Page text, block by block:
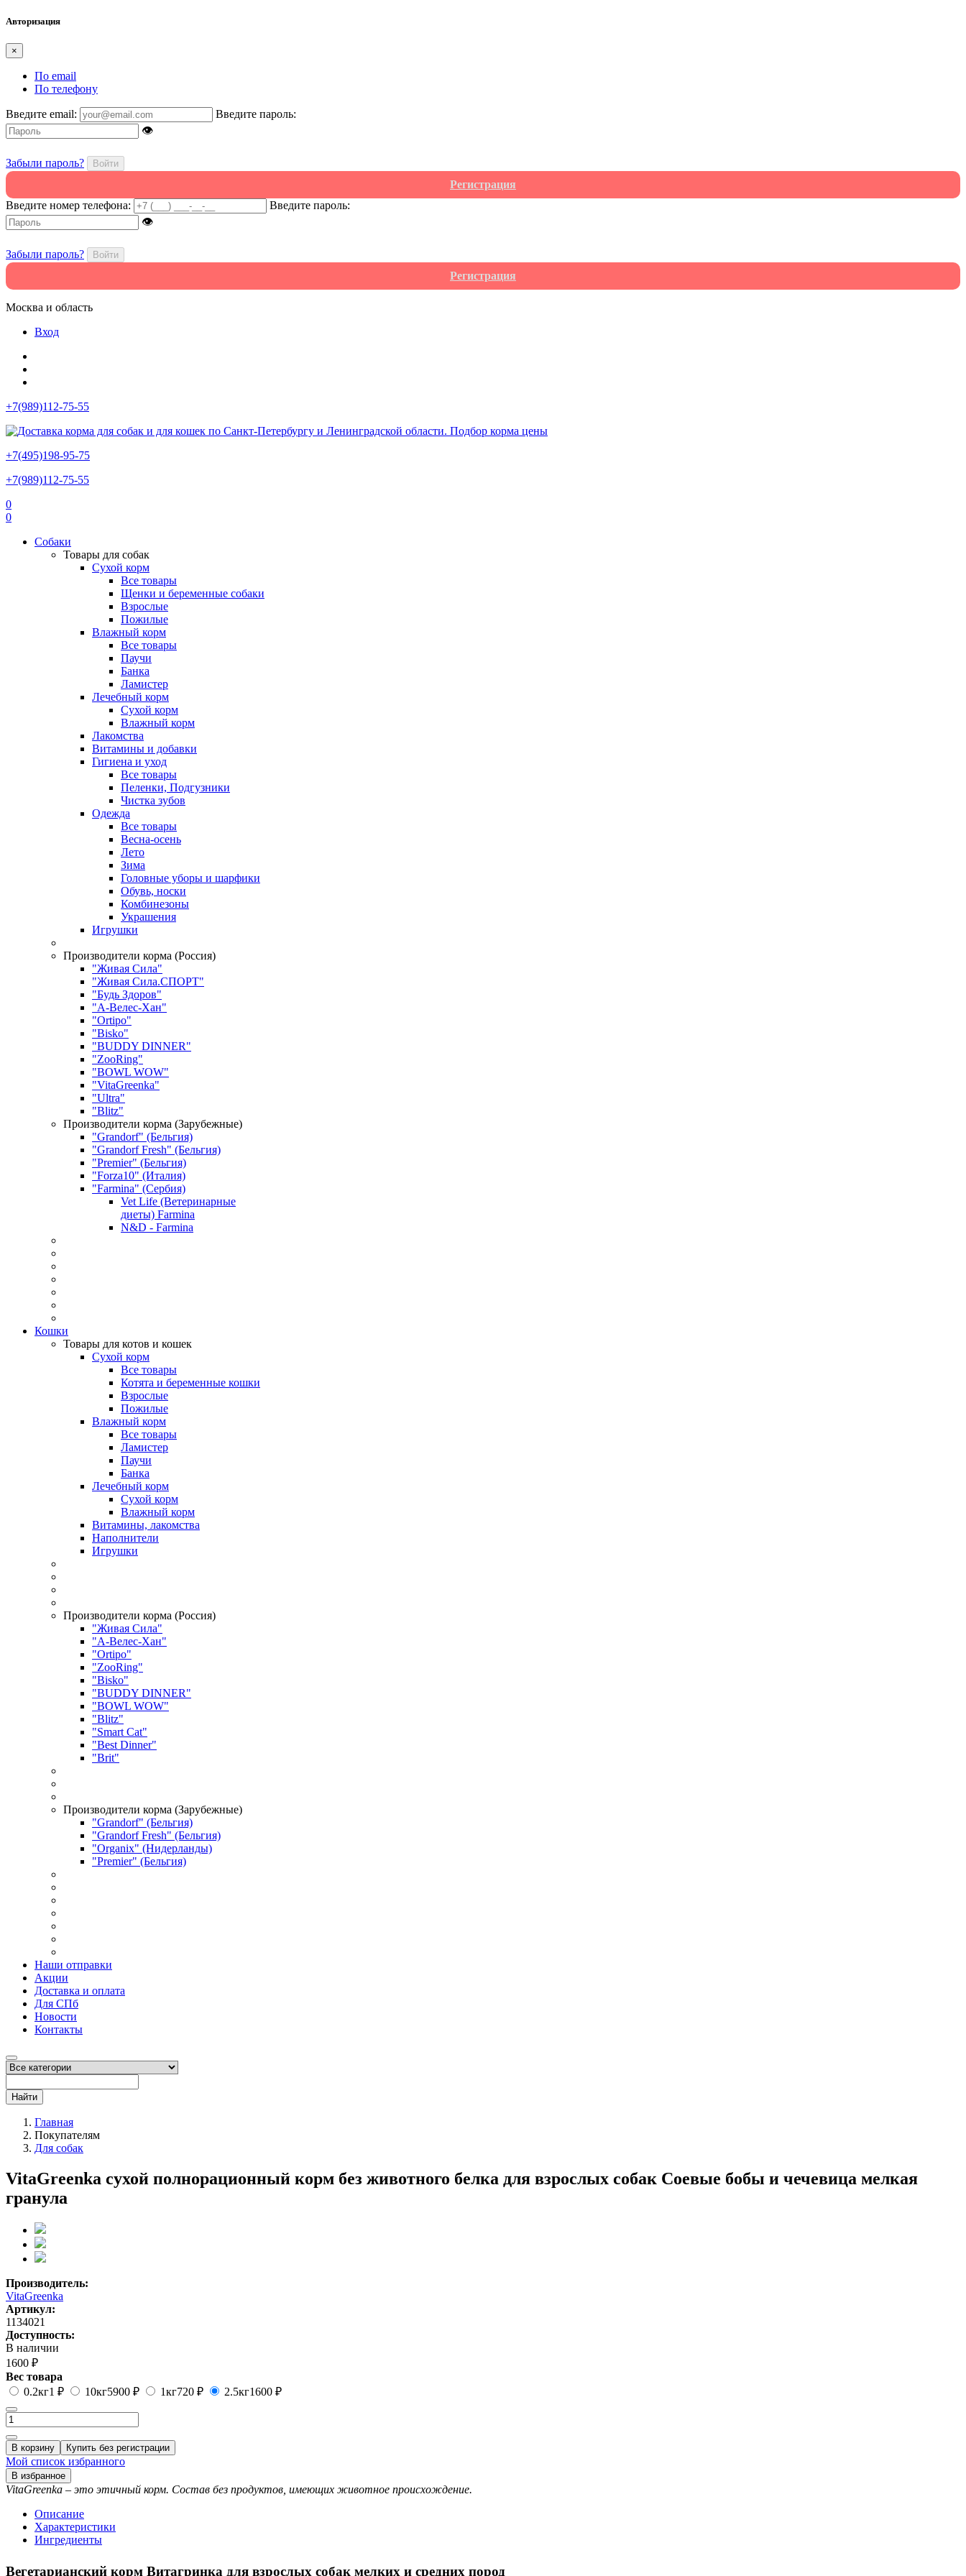
Авторизация
×
По email
По телефону
Введите email:
Введите пароль:
👁
Забыли пароль? Войти
Регистрация
Введите номер телефона:
Введите пароль:
👁
Забыли пароль? Войти
Регистрация
Москва и область
Вход
+7(989)112-75-55
+7(495)198-95-75
+7(989)112-75-55
0
0
Собаки
Товары для собак
Сухой корм
Все товары
Щенки и беременные собаки
Взрослые
Пожилые
Влажный корм
Все товары
Паучи
Банка
Ламистер
Лечебный корм
Сухой корм
Влажный корм
Лакомства
Витамины и добавки
Гигиена и уход
Все товары
Пеленки, Подгузники
Чистка зубов
Одежда
Все товары
Весна-осень
Лето
Зима
Головные уборы и шарфики
Обувь, носки
Комбинезоны
Украшения
Игрушки
Производители корма (Россия)
"Живая Сила"
"Живая Сила.СПОРТ"
"Будь Здоров"
"А-Велес-Хан"
"Ortipo"
"Bisko"
"BUDDY DINNER"
"ZooRing"
"BOWL WOW"
"VitaGreenka"
"Ultra"
"Blitz"
Производители корма (Зарубежные)
"Grandorf" (Бельгия)
"Grandorf Fresh" (Бельгия)
"Premier" (Бельгия)
"Forza10" (Италия)
"Farmina" (Сербия)
Vet Life (Ветеринарные
диеты) Farmina
N&D - Farmina
Кошки
Товары для котов и кошек
Сухой корм
Все товары
Котята и беременные кошки
Взрослые
Пожилые
Влажный корм
Все товары
Ламистер
Паучи
Банка
Лечебный корм
Сухой корм
Влажный корм
Витамины, лакомства
Наполнители
Игрушки
Производители корма (Россия)
"Живая Сила"
"А-Велес-Хан"
"Ortipo"
"ZooRing"
"Bisko"
"BUDDY DINNER"
"BOWL WOW"
"Blitz"
"Smart Cat"
"Best Dinner"
"Brit"
Производители корма (Зарубежные)
"Grandorf" (Бельгия)
"Grandorf Fresh" (Бельгия)
"Organix" (Нидерланды)
"Premier" (Бельгия)
Наши отправки
Акции
Доставка и оплата
Для СПб
Новости
Контакты
Найти
Главная
Покупателям
Для собак
VitaGreenka сухой полнорационный корм без животного белка для взрослых собак Соевые бобы и чечевица мелкая
гранула
Производитель:
VitaGreenka
Артикул:
1134021
Доступность:
В наличии
1600 ₽
Вес товара
0.2кг1 ₽ 10кг5900 ₽ 1кг720 ₽ 2.5кг1600 ₽
В корзину Купить без регистрации
Мой список избранного
В избранное
VitaGreenka – это этичный корм. Состав без продуктов, имеющих животное происхождение.
Описание
Характеристики
Ингредиенты
Вегетарианский корм Витагринка для взрослых собак мелких и средних пород